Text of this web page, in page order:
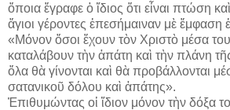
ὅποια ἔγραφε ὁ ἴδιος ὅτι εἶναι πτώση
ἅγιοι γέροντες ἐπεσήμαιναν μὲ ἔμφαση
«Μόνον ὅσοι ἔχουν τὸν Χριστὸ μέσα
καταλάβουν τὴν ἀπάτη καὶ τὴν πλάνη
ὅλα θὰ γίνονται καὶ θὰ προβάλλονται
σατανικοῦ δόλου καὶ ἀπάτης».
Ἐπιθυμώντας οἱ ἴδιον μόνον τὴν δόξα